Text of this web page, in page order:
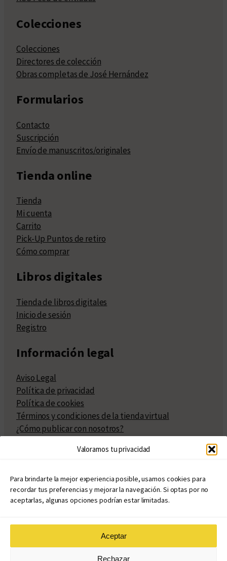
Valoramos tu privacidad
Para brindarte la mejor experiencia posible, usamos cookies para
recordar tus preferencias y mejorar la navegación. Si optas por no
aceptarlas, algunas opciones podrían estar limitadas.
Aceptar
Rechazar
Colecciones
Colecciones
Directores de colección
Obras completas de José Hernández
Formularios
Contacto
Suscripción
Envío de manuscritos/originales
Tienda online
Tienda
Mi cuenta
Carrito
Pick-Up Puntos de retiro
Cómo comprar
Libros digitales
Tienda de libros digitales
Inicio de sesión
Registro
Información legal
Aviso Legal
Política de privacidad
Política de cookies
Términos y condiciones de la tienda virtual
¿Cómo publicar con nosotros?
Políticas de publicación
Políticas de coedición
Atribuciones